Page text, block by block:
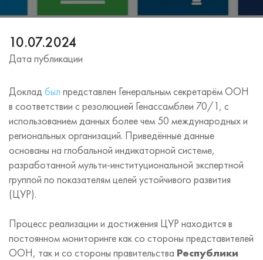
10.07.2024
Дата публикации
Доклад был представлен Генеральным секретарём ООН
в соответствии с резолюцией Генассамблеи 70/1, с
использованием данных более чем 50 международных и
региональных организаций. Приведённые данные
основаны на глобальной индикаторной системе,
разработанной мульти-институциональной экспертной
группой по показателям целей устойчивого развития
(ЦУР).
Процесс реализации и достижения ЦУР находится в
постоянном мониторинге как со стороны представителей
ООН, так и со стороны правительства Республики